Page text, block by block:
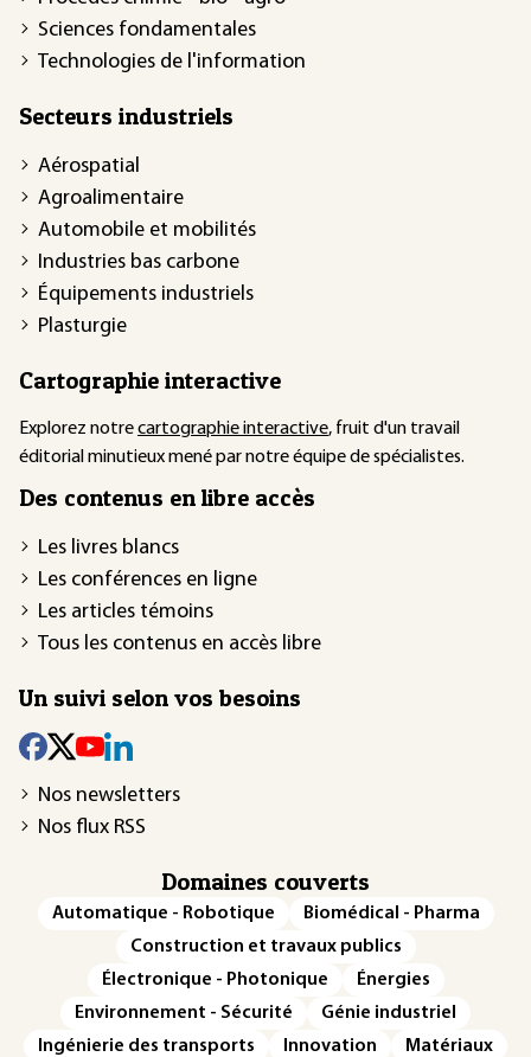
Sciences fondamentales
Technologies de l'information
Secteurs industriels
Aérospatial
Agroalimentaire
Automobile et mobilités
Industries bas carbone
Équipements industriels
Plasturgie
Cartographie interactive
Explorez notrecartographie interactive, fruit d'un travail
éditorial minutieux mené par notre équipe de spécialistes.
Des contenus en libre accès
Les livres blancs
Les conférences en ligne
Les articles témoins
Tous les contenus en accès libre
Un suivi selon vos besoins
Nos newsletters
Nos flux RSS
Domaines couverts
Automatique - Robotique
Biomédical - Pharma
Construction et travaux publics
Électronique - Photonique
Énergies
Environnement - Sécurité
Génie industriel
Ingénierie des transports
Innovation
Matériaux